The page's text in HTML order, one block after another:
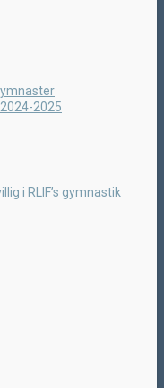
2025
i RLIF’s gymnastik